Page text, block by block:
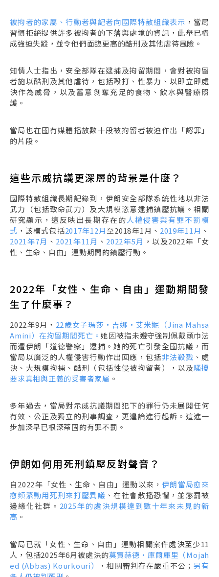
被拘者的家屬、行動者與記者向國際特赦組織表示 ，當局
習慣拒絕提供許多被拘者的下落與處境的資訊，此舉已構
成強迫失蹤，並令他們面臨更高的酷刑及其他虐待風險。
知情人士指出，安全部隊在逮捕及拘留期間，會對被拘留
者施以酷刑及其他虐待，包括毆打、性暴力、以即立即處
決作為威脅，以及蓄意剝奪充足的食物、飲水與醫療照
護。
當局也在國有媒體播放數十段被拘留者被迫作出「認罪」
的片段。
這些示威抗議更深層的背景是什麼？
國際特赦組織長期記錄到，伊朗安全部隊系統性地以非法
武力（包括致命武力）及大規模恣意逮捕鎮壓抗議。相關
研究顯示，這反映出長期存在的人權侵害與有罪不罰模
式 ，該模式包括2017年12月至2018年1月、 2019年11月 、
2021年7月 、 2021年11月 、 2022年5月 ，以及2022年「女
性、生命、自由」運動期間的鎮壓行動。
2022年「女性、生命、自由」運動期間發
生了什麼事？
2022年9月， 22歲女子瑪莎・吉娜・艾米妮（Jina Mahsa
Amini）在拘留期間死亡。她因被指未遵守強制佩戴頭巾法
而遭伊朗「道德警察」逮捕。她的死亡引發全國抗議，而
當局以廣泛的人權侵害行動作出回應，包括非法殺戮 、處
決、大規模拘捕、酷刑（包括性侵被拘留者），以及騷擾
要求真相與正義的受害者家屬 。
多年過去，當局對示威抗議期間犯下的罪行仍未展開任何
有效、公正及獨立的刑事調查，更遑論進行起訴。這進一
步加深早已根深蒂固的有罪不罰。
伊朗如何用死刑鎮壓反對聲音？
自2022年「女性、生命、自由」運動以來，伊朗當局愈來
愈頻繁動用死刑來打壓異議 、在社會散播恐懼，並懲罰被
邊緣化社群。 2025年的處決規模達到數十年來未見的新
高 。
當局已就「女性、生命、自由」運動相關案件處決至少11
人，包括2025年6月被處決的莫賈赫德・庫爾庫里（Mojah
ed (Abbas) Kourkouri）
，相關審判存在嚴重不公； 另有